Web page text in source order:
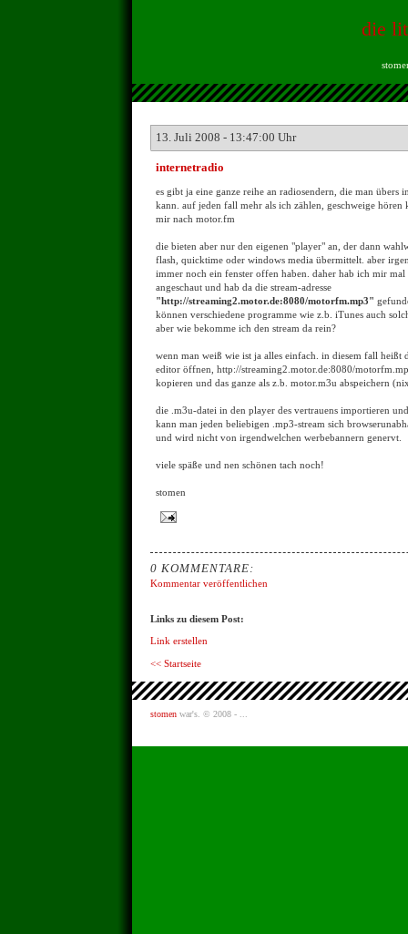
die
13. Juli 2008 - 13:47:00 Uhr
internetradio
es gibt ja eine ganze reihe an radiosendern, die man übers
kann. auf jeden fall mehr als ich zählen, geschweige hören
mir nach motor.fm
die bieten aber nur den eigenen "player" an, der dann
flash, quicktime oder windows media übermittelt. aber
immer noch ein fenster offen haben. daher hab ich mir
angeschaut und hab da die stream-adresse
"http://streaming2.motor.de:8080/motorfm.mp3"
können verschiedene programme wie z.b. iTunes auch
aber wie bekomme ich den stream da rein?
wenn man weiß wie ist ja alles einfach. in diesem fall heißt
editor öffnen, http://streaming2.motor.de:8080/
kopieren und das ganze als z.b. motor.m3u abspeichern
die .m3u-datei in den player des vertrauens importieren
kann man jeden beliebigen .mp3-stream sich
und wird nicht von irgendwelchen werbebannern genervt.
viele späße und nen schönen tach noch!
stomen
0 KOMMENTARE:
Kommentar veröffentlichen
Links zu diesem Post:
Link erstellen
<< Startseite
stomen war's. © 2008 - ...